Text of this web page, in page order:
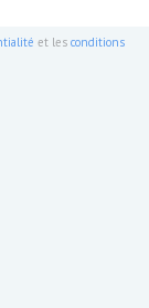
et les conditions